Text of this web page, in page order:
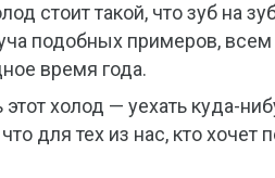
стоит такой, что зуб на
подобных примеров,
время года.
холод — уехать куда-
для тех из нас, кто